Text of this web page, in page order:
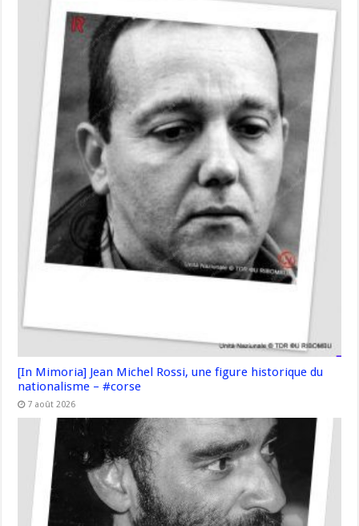
[In Mimoria] Jean Michel Rossi, une figure historique du
nationalisme – #corse
7 août 2026